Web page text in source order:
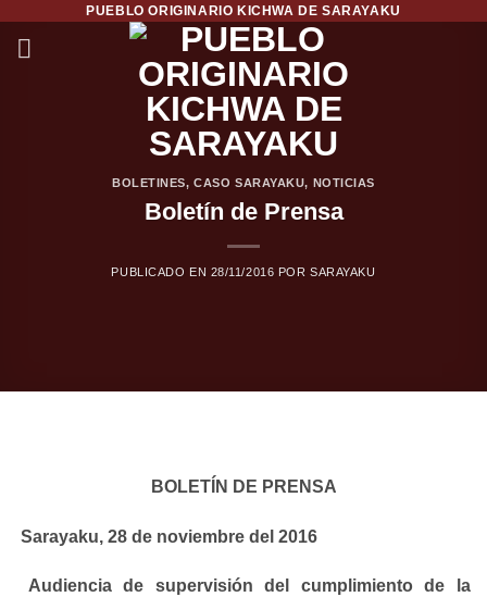
PUEBLO ORIGINARIO KICHWA DE SARAYAKU
BOLETINES,CASO SARAYAKU, NOTICIAS
Boletín de Prensa
PUBLICADO EN 28/11/2016 PORSARAYAKU
BOLETÍN DE PRENSA
Sarayaku, 28 de noviembre del 2016
Audiencia de supervisión del cumplimiento de la